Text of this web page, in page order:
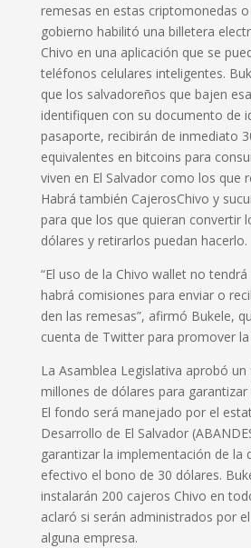
remesas en estas criptomonedas
gobierno habilitó una billetera
Chivo en una aplicación que se
teléfonos celulares inteligentes.
que los salvadoreños que bajen
identifiquen con su documento de
pasaporte, recibirán de inmediato
equivalentes en bitcoins para
viven en El Salvador como los que
Habrá también CajerosChivo y
para que los que quieran convertir
dólares y retirarlos puedan hacerlo.
“El uso de la Chivo wallet no
habrá comisiones para enviar o
den las remesas”, afirmó Bukele,
cuenta de Twitter para promover
La Asamblea Legislativa aprobó
millones de dólares para
El fondo será manejado por el
Desarrollo de El Salvador
garantizar la implementación de la
efectivo el bono de 30 dólares.
instalarán 200 cajeros Chivo en
aclaró si serán administrados por
alguna empresa.